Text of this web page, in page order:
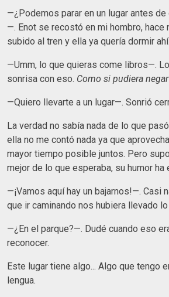
—¿Podemos parar en un lugar antes
—. Enot se recostó en mi hombro, hace
subido al tren y ella ya quería dormir ahí.
—Umm, lo que quieras come libros—.
sonrisa con eso. Como si pudiera
—Quiero llevarte a un lugar—. Sonrió
La verdad no sabía nada de lo que
ella no me contó nada ya que
mayor tiempo posible juntos. Pero
mejor de lo que esperaba, su humor ha
—¡Vamos aquí hay un bajarnos!—. Casi
que ir caminando nos hubiera llevado
—¿En el parque?—. Dudé cuando eso
reconocer.
Este lugar tiene algo... Algo que tengo
lengua.